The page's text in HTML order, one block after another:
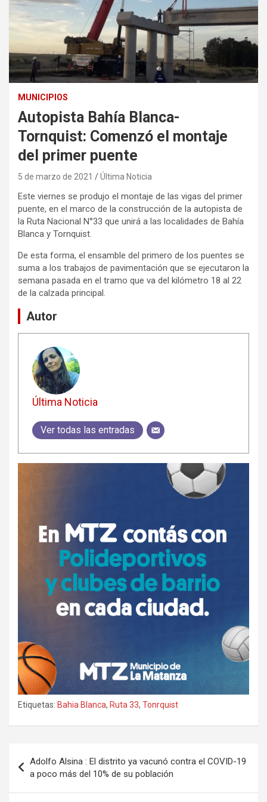
MUNICIPIOS
Autopista Bahía Blanca-
Tornquist: Comenzó el montaje
del primer puente
5 de marzo de 2021 Última Noticia
Este viernes se produjo el montaje de las vigas del primer
puente, en el marco de la construcción de la autopista de
la Ruta Nacional N°33 que unirá a las localidades de Bahía
Blanca y Tornquist.
De esta forma, el ensamble del primero de los puentes se
suma a los trabajos de pavimentación que se ejecutaron la
semana pasada en el tramo que va del kilómetro 18 al 22
de la calzada principal.
Autor
Última Noticia
Ver todas las entradas
Etiquetas: Bahia Blanca, Ruta 33, Tonrquist
de
entradas
Adolfo Alsina : El distrito ya vacunó contra el COVID-19
a poco más del 10% de su población